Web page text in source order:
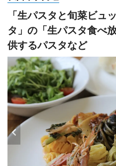
「生パスタと旬菜ビュ
タ」の「生パスタ食べ
供するパスタなど